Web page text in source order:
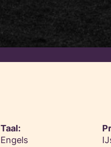
Taal:
Engels